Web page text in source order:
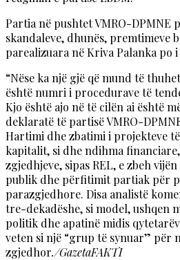
Partia në pushtet VMRO-DPMNE
skandaleve, dhunës, premtimeve
parealizuara në Kriva Palanka po
“Nëse ka një gjë që mund të
është numri i procedurave të
Kjo është ajo në të cilën ai është
deklaratë të partisë VMRO-
Hartimi dhe zbatimi i projekteve
kapitalit, si dhe ndihma
zgjedhjeve, sipas REL, e zbeh
publik dhe përfitimit partiak për
parazgjedhore. Disa analistë
tre-dekadëshe, si model, ushqen
politik dhe apatinë midis
veten si një “grup të synuar” për
zgjedhor./GazetaFAKTI